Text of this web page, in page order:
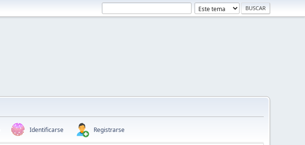
Identificarse Registrarse